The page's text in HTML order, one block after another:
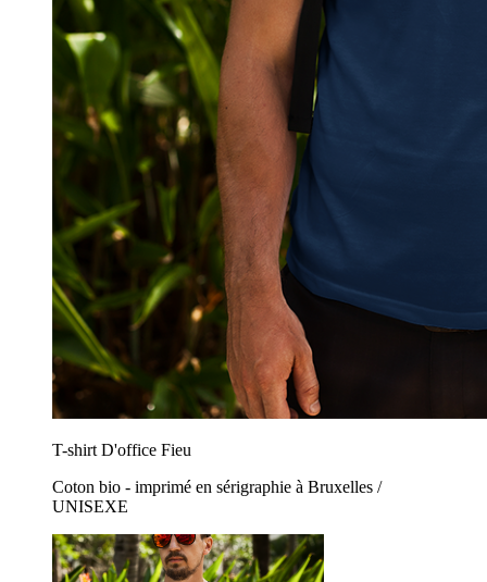
T-shirt D'office Fieu
Coton bio - imprimé en sérigraphie à Bruxelles /
UNISEXE